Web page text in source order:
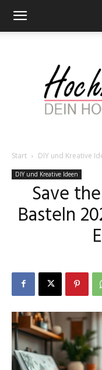
Start DIY und Kreative
DIY und Kreative Ideen
Save
Basteln